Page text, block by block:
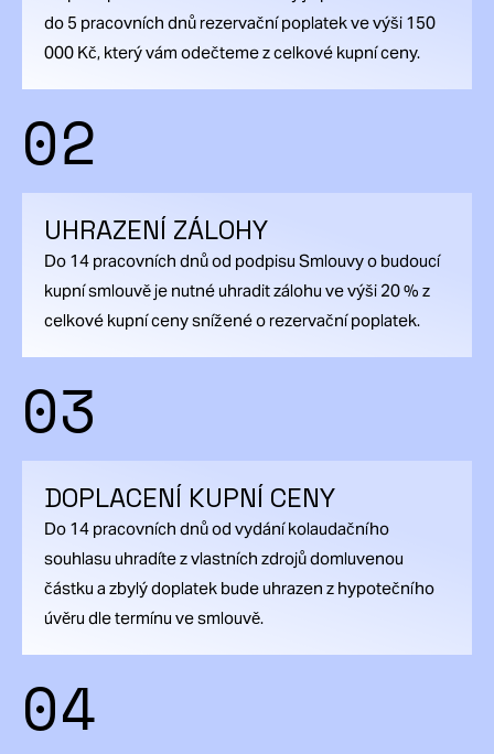
do 5 pracovních dnů rezervační poplatek ve výši 150
000 Kč, který vám odečteme z celkové kupní ceny.
02
UHRAZENÍ ZÁLOHY
Do 14 pracovních dnů od podpisu Smlouvy o budoucí
kupní smlouvě je nutné uhradit zálohu ve výši 20 % z
celkové kupní ceny snížené o rezervační poplatek.
03
DOPLACENÍ KUPNÍ CENY
Do 14 pracovních dnů od vydání kolaudačního
souhlasu uhradíte z vlastních zdrojů domluvenou
částku a zbylý doplatek bude uhrazen z hypotečního
úvěru dle termínu ve smlouvě.
04